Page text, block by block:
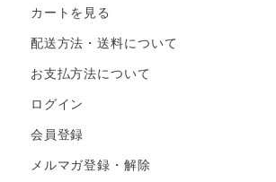
カートを見る
配送方法・送料について
お支払方法について
ログイン
会員登録
メルマガ登録・解除